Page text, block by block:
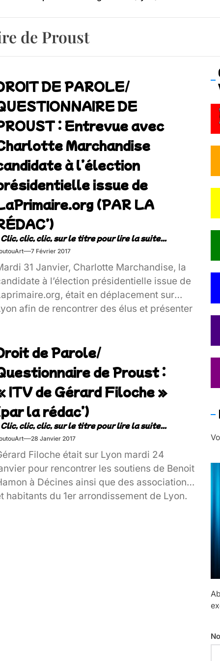
Festival – Samedi 18 juillet (Vaulx-en-Velin)
de Proust
DE PAROLE/
DE
: Entrevue avec
Marchandise
à l’élection
issue de
(PAR LA
7 Février 2017
31 Janvier, Charlotte Marchandise, la
à l’élection présidentielle issue de
était en déplacement sur
afin de rencontrer des élus et présenter
savoir un peu plus sur sa candidature.
de Parole/
de Proust :
ITV de Gérard Filoche »
la rédac’)
28 Janvier 2017
Filoche était sur Lyon mardi 24
pour rencontrer les soutiens de Benoit
à Décines ainsi que des associations
habitants du 1er arrondissement de Lyon.